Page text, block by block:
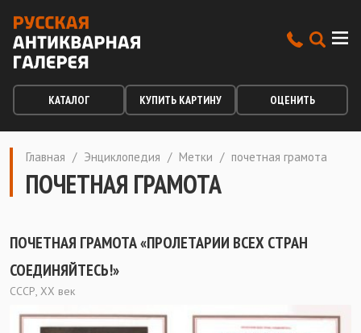
КАТАЛОГ КУПИТЬ КАРТИНУ ОЦЕНИТЬ
Главная / Энциклопедия / Метки / почетная грамота
ПОЧЕТНАЯ ГРАМОТА
ПОЧЕТНАЯ ГРАМОТА «ПРОЛЕТАРИИ ВСЕХ СТРАН
СОЕДИНЯЙТЕСЬ!»
СССР, XX век